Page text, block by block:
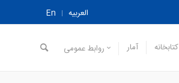
العربیه En
کتابخانه آمار روابط عمومی